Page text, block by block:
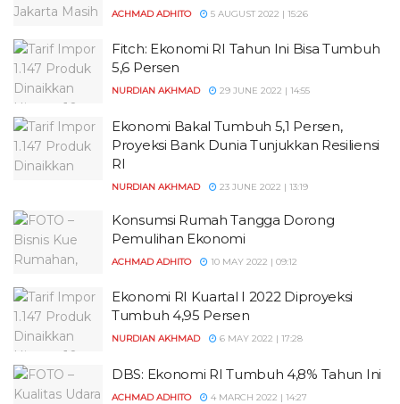
ACHMAD ADHITO 5 AUGUST 2022 | 15:26
Fitch: Ekonomi RI Tahun Ini Bisa Tumbuh
5,6 Persen
NURDIAN AKHMAD 29 JUNE 2022 | 14:55
Ekonomi Bakal Tumbuh 5,1 Persen,
Proyeksi Bank Dunia Tunjukkan Resiliensi
RI
NURDIAN AKHMAD 23 JUNE 2022 | 13:19
Konsumsi Rumah Tangga Dorong
Pemulihan Ekonomi
ACHMAD ADHITO 10 MAY 2022 | 09:12
Ekonomi RI Kuartal I 2022 Diproyeksi
Tumbuh 4,95 Persen
NURDIAN AKHMAD 6 MAY 2022 | 17:28
DBS: Ekonomi RI Tumbuh 4,8% Tahun Ini
ACHMAD ADHITO 4 MARCH 2022 | 14:27